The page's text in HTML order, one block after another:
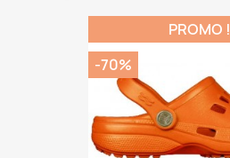
PROMO !
-70%